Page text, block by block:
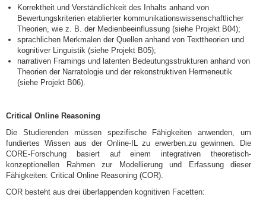
Korrektheit und Verständlichkeit des Inhalts anhand von
Bewertungskriterien etablierter kommunikationswissenschaftlicher
Theorien, wie z. B. der Medienbeeinflussung (siehe Projekt B04);
sprachlichen Merkmalen der Quellen anhand von Texttheorien und
kognitiver Linguistik (siehe Projekt B05);
narrativen Framings und latenten Bedeutungsstrukturen anhand von
Theorien der Narratologie und der rekonstruktiven Hermeneutik
(siehe Projekt B06).
Critical Online Reasoning
Die Studierenden müssen spezifische Fähigkeiten anwenden, um
fundiertes Wissen aus der Online-IL zu erwerben.zu gewinnen. Die
CORE-Forschung basiert auf einem integrativen theoretisch-
konzeptionellen Rahmen zur Modellierung und Erfassung dieser
Fähigkeiten: Critical Online Reasoning (COR).
COR besteht aus drei überlappenden kognitiven Facetten: